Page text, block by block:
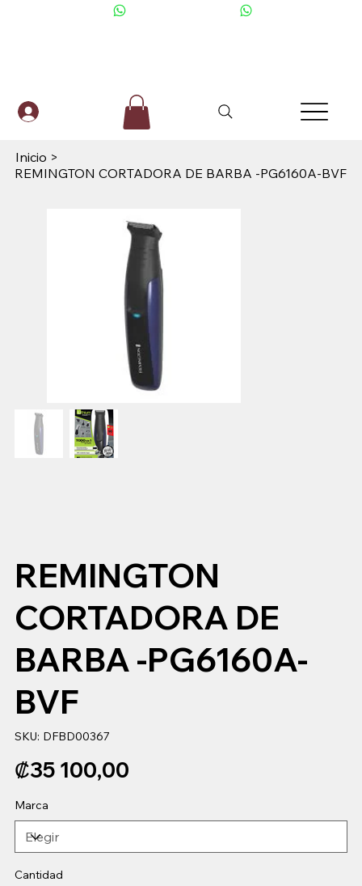
Inicio >
REMINGTON CORTADORA DE BARBA -PG6160A-BVF
REMINGTON
CORTADORA DE
BARBA -PG6160A-
BVF
SKU: SKU
DFBD00367
DFBD00367
Precio
₡35 100,00
Marca
Cantidad